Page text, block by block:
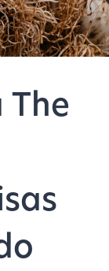
The